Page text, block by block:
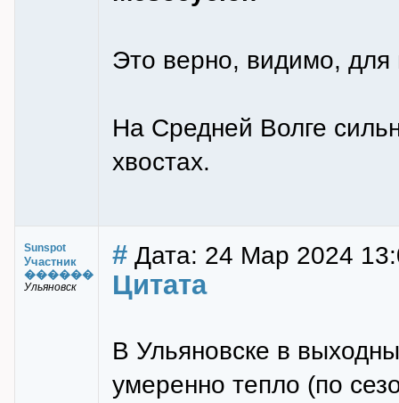
Это верно, видимо,
На Средней Волге
хвостах.
Sunspot
Участник
������
Ульяновск
# Дата: 24 Мар 2024
Цитата
В Ульяновске в
умеренно тепло (по